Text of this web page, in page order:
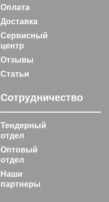
Оплата
Доставка
Сервисный
центр
Отзывы
Статьи
Сотрудничество
Тендерный
отдел
Оптовый
отдел
Наши
партнеры